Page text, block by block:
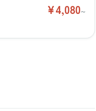
¥4,080〜